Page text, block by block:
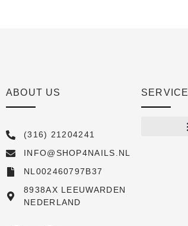
ABOUT US
(316) 21204241
INFO@SHOP4NAILS.NL
NL002460797B37
8938AX LEEUWARDEN
NEDERLAND
SERVICE